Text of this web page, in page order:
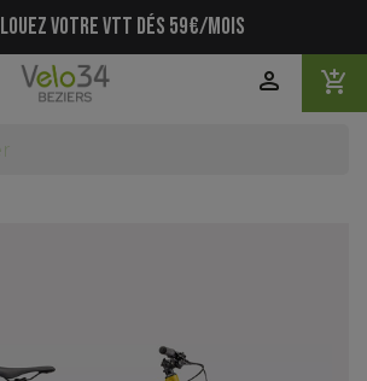
Louez votre vtt dés 59€/mois
add_shopping_cart
person